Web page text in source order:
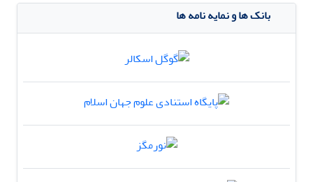
بانک ها و نمایه نامه ها